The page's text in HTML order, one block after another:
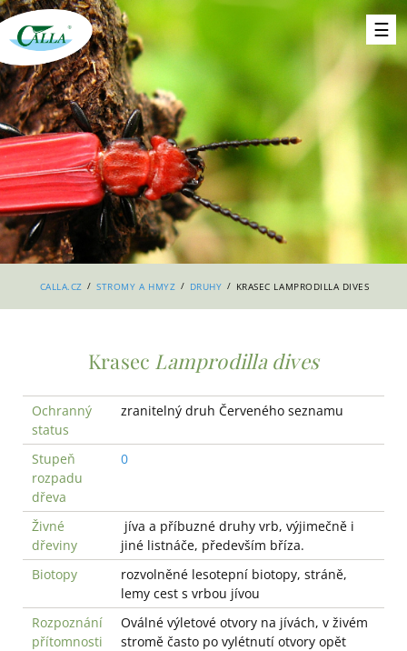
CALLA.CZ / STROMY A HMYZ / DRUHY / KRASEC LAMPRODILLA DIVES
Krasec Lamprodilla dives
Ochranný
status
zranitelný druh Červeného seznamu
Stupeň
rozpadu
dřeva
0
Živné
dřeviny
jíva a příbuzné druhy vrb, výjimečně i
jiné listnáče, především bříza.
Biotopy
rozvolněné lesotepní biotopy, stráně,
lemy cest s vrbou jívou
Rozpoznání
přítomnosti
Oválné výletové otvory na jívách, v živém
stromě často po vylétnutí otvory opět